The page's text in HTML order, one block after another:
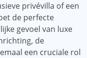
privévilla of een
de perfecte
gevoel van luxe
de
een cruciale rol